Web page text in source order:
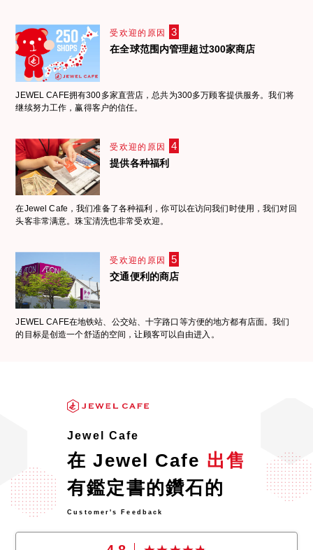
受欢迎的原因 3
在全球范围内管理超过300家商店
JEWEL CAFE拥有300多家直营店，总共为300多万顾客提供服务。我们将
继续努力工作，赢得客户的信任。
受欢迎的原因 4
提供各种福利
在Jewel Cafe，我们准备了各种福利，你可以在访问我们时使用，我们对回
头客非常满意。珠宝清洗也非常受欢迎。
受欢迎的原因 5
交通便利的商店
JEWEL CAFE在地铁站、公交站、十字路口等方便的地方都有店面。我们
的目标是创造一个舒适的空间，让顾客可以自由进入。
Jewel Cafe
在 Jewel Cafe 出售
有鑑定書的鑽石的
Customer's Feedback